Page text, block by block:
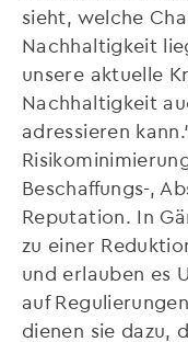
sieht, welche
Nachhaltigkeit
unsere aktuelle
Nachhaltigkeit
adressieren
Beschaffungs-,
Reputation. In
zu einer
und erlauben es
auf
dienen sie dazu,